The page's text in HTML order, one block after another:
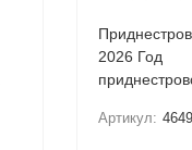
2026 Год
Артикул: